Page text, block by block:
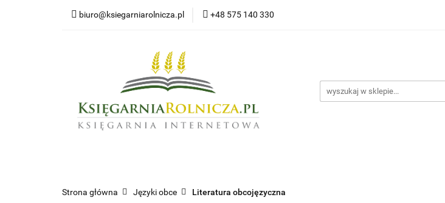
biuro@ksiegarniarolnicza.pl +48 575 140 330
Strona główna Języki obce Literatura obcojęzyczna